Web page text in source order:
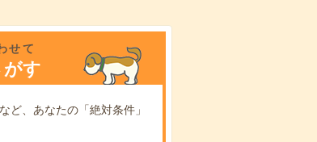
せて
す
など、あなたの「絶対条件」